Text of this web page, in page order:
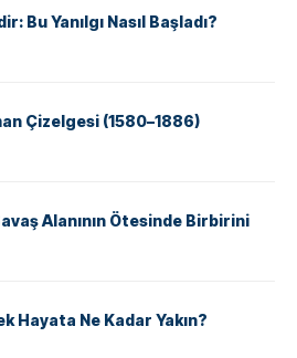
Bu Yanılgı Nasıl Başladı?
Çizelgesi (1580–1886)
Alanının Ötesinde Birbirini
Hayata Ne Kadar Yakın?